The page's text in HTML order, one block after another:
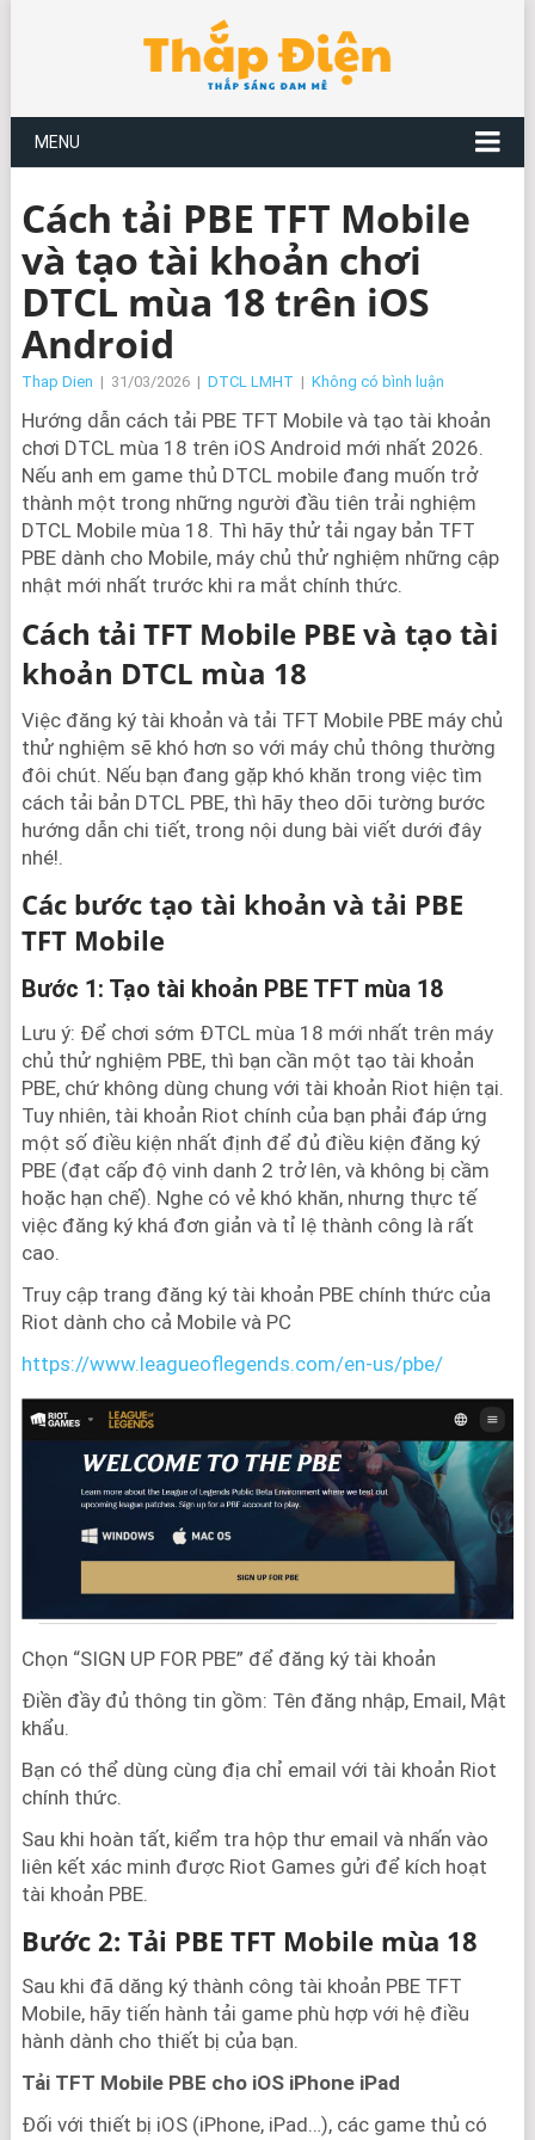
MENU
Cách tải PBE TFT Mobile
và tạo tài khoản chơi
DTCL mùa 18 trên iOS
Android
Thap Dien | 31/03/2026 | DTCL LMHT | Không có bình luận
Hướng dẫn cách tải PBE TFT Mobile và tạo tài khoản
chơi DTCL mùa 18 trên iOS Android mới nhất 2026.
Nếu anh em game thủ DTCL mobile đang muốn trở
thành một trong những người đầu tiên trải nghiệm
DTCL Mobile mùa 18. Thì hãy thử tải ngay bản TFT
PBE dành cho Mobile, máy chủ thử nghiệm những cập
nhật mới nhất trước khi ra mắt chính thức.
Cách tải TFT Mobile PBE và tạo tài
khoản DTCL mùa 18
Việc đăng ký tài khoản và tải TFT Mobile PBE máy chủ
thử nghiệm sẽ khó hơn so với máy chủ thông thường
đôi chút. Nếu bạn đang gặp khó khăn trong việc tìm
cách tải bản DTCL PBE, thì hãy theo dõi tường bước
hướng dẫn chi tiết, trong nội dung bài viết dưới đây
nhé!.
Các bước tạo tài khoản và tải PBE
TFT Mobile
Bước 1: Tạo tài khoản PBE TFT mùa 18
Lưu ý: Để chơi sớm ĐTCL mùa 18 mới nhất trên máy
chủ thử nghiệm PBE, thì bạn cần một tạo tài khoản
PBE, chứ không dùng chung với tài khoản Riot hiện tại.
Tuy nhiên, tài khoản Riot chính của bạn phải đáp ứng
một số điều kiện nhất định để đủ điều kiện đăng ký
PBE (đạt cấp độ vinh danh 2 trở lên, và không bị cầm
hoặc hạn chế). Nghe có vẻ khó khăn, nhưng thực tế
việc đăng ký khá đơn giản và tỉ lệ thành công là rất
cao.
Truy cập trang đăng ký tài khoản PBE chính thức của
Riot dành cho cả Mobile và PC
https://www.leagueoflegends.com/en-us/pbe/
Chọn “SIGN UP FOR PBE” để đăng ký tài khoản
Điền đầy đủ thông tin gồm: Tên đăng nhập, Email, Mật
khẩu.
Bạn có thể dùng cùng địa chỉ email với tài khoản Riot
chính thức.
Sau khi hoàn tất, kiểm tra hộp thư email và nhấn vào
liên kết xác minh được Riot Games gửi để kích hoạt
tài khoản PBE.
Bước 2: Tải PBE TFT Mobile mùa 18
Sau khi đã dăng ký thành công tài khoản PBE TFT
Mobile, hãy tiến hành tải game phù hợp với hệ điều
hành dành cho thiết bị của bạn.
Tải TFT Mobile PBE cho iOS iPhone iPad
Đối với thiết bị iOS (iPhone, iPad…), các game thủ có